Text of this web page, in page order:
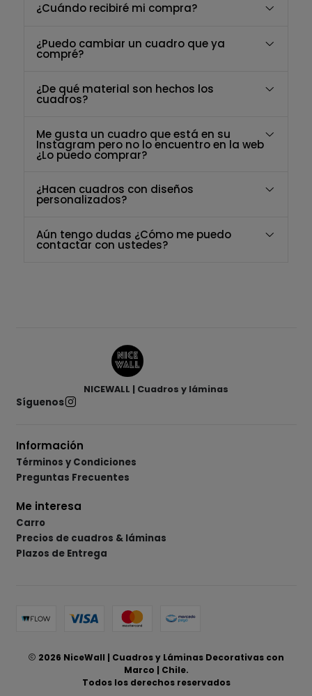
¿Cuándo recibiré mi compra?
¿Puedo cambiar un cuadro que ya
compré?
¿De qué material son hechos los
cuadros?
Me gusta un cuadro que está en su
Instagram pero no lo encuentro en la web
¿Lo puedo comprar?
¿Hacen cuadros con diseños
personalizados?
Aún tengo dudas ¿Cómo me puedo
contactar con ustedes?
NICEWALL | Cuadros y láminas
Síguenos
Información
Términos y Condiciones
Preguntas Frecuentes
Me interesa
Carro
Precios de cuadros & láminas
Plazos de Entrega
2026 NiceWall | Cuadros y Láminas Decorativas con
Marco | Chile.
Todos los derechos reservados